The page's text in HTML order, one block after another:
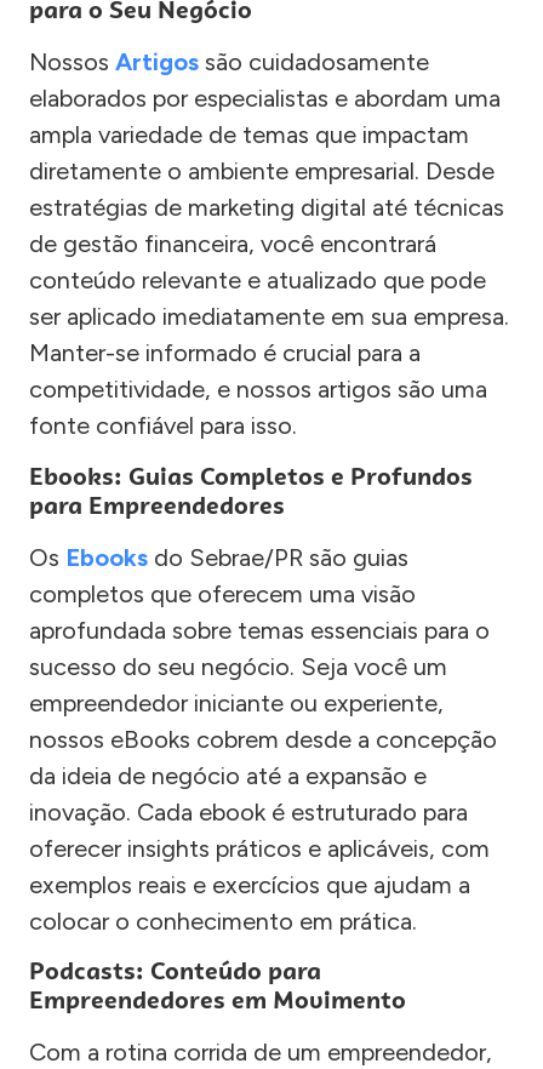
para o Seu Negócio
Nossos Artigos são cuidadosamente
elaborados por especialistas e abordam uma
ampla variedade de temas que impactam
diretamente o ambiente empresarial. Desde
estratégias de marketing digital até técnicas
de gestão financeira, você encontrará
conteúdo relevante e atualizado que pode
ser aplicado imediatamente em sua empresa.
Manter-se informado é crucial para a
competitividade, e nossos artigos são uma
fonte confiável para isso.
Ebooks: Guias Completos e Profundos
para Empreendedores
Os Ebooks do Sebrae/PR são guias
completos que oferecem uma visão
aprofundada sobre temas essenciais para o
sucesso do seu negócio. Seja você um
empreendedor iniciante ou experiente,
nossos eBooks cobrem desde a concepção
da ideia de negócio até a expansão e
inovação. Cada ebook é estruturado para
oferecer insights práticos e aplicáveis, com
exemplos reais e exercícios que ajudam a
colocar o conhecimento em prática.
Podcasts: Conteúdo para
Empreendedores em Movimento
Com a rotina corrida de um empreendedor,